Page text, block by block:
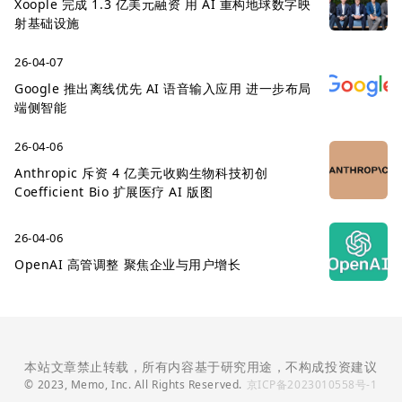
Xoople 完成 1.3 亿美元融资 用 AI 重构地球数字映
射基础设施
26-04-07
Google 推出离线优先 AI 语音输入应用 进一步布局
端侧智能
26-04-06
Anthropic 斥资 4 亿美元收购生物科技初创
Coefficient Bio 扩展医疗 AI 版图
26-04-06
OpenAI 高管调整 聚焦企业与用户增长
本站文章禁止转载，所有内容基于研究用途，不构成投资建议
© 2023, Memo, Inc. All Rights Reserved. 京ICP备2023010558号-1